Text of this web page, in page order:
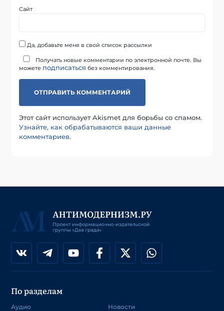
Сайт
Да, добавьте меня в свой список рассылки
Получать новые комментарии по электронной почте. Вы
можете подписаться без комментирования.
Этот сайт использует Akismet для борьбы со спамом.
Узнайте, как обрабатываются ваши данные
комментариев.
По разделам
Аудио
Новости